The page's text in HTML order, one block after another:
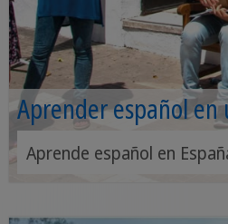
Aprender español en
idiomas
Aprende español en